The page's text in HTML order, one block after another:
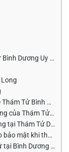
Uy Tín Hàng Đầu
Long
Thám Tử Duy Long
Long có những gì?
Long là bao nhiêu?
tử tư Bình Dương không?
để trao đổi không?